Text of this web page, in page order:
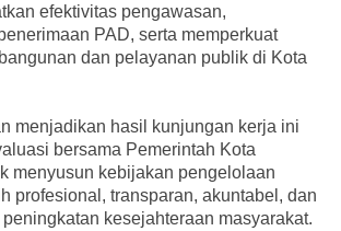
efektivitas pengawasan,
PAD, serta memperkuat
dan pelayanan publik di Kota
menjadikan hasil kunjungan kerja ini
bersama Pemerintah Kota
menyusun kebijakan pengelolaan
profesional, transparan, akuntabel, dan
kesejahteraan masyarakat.